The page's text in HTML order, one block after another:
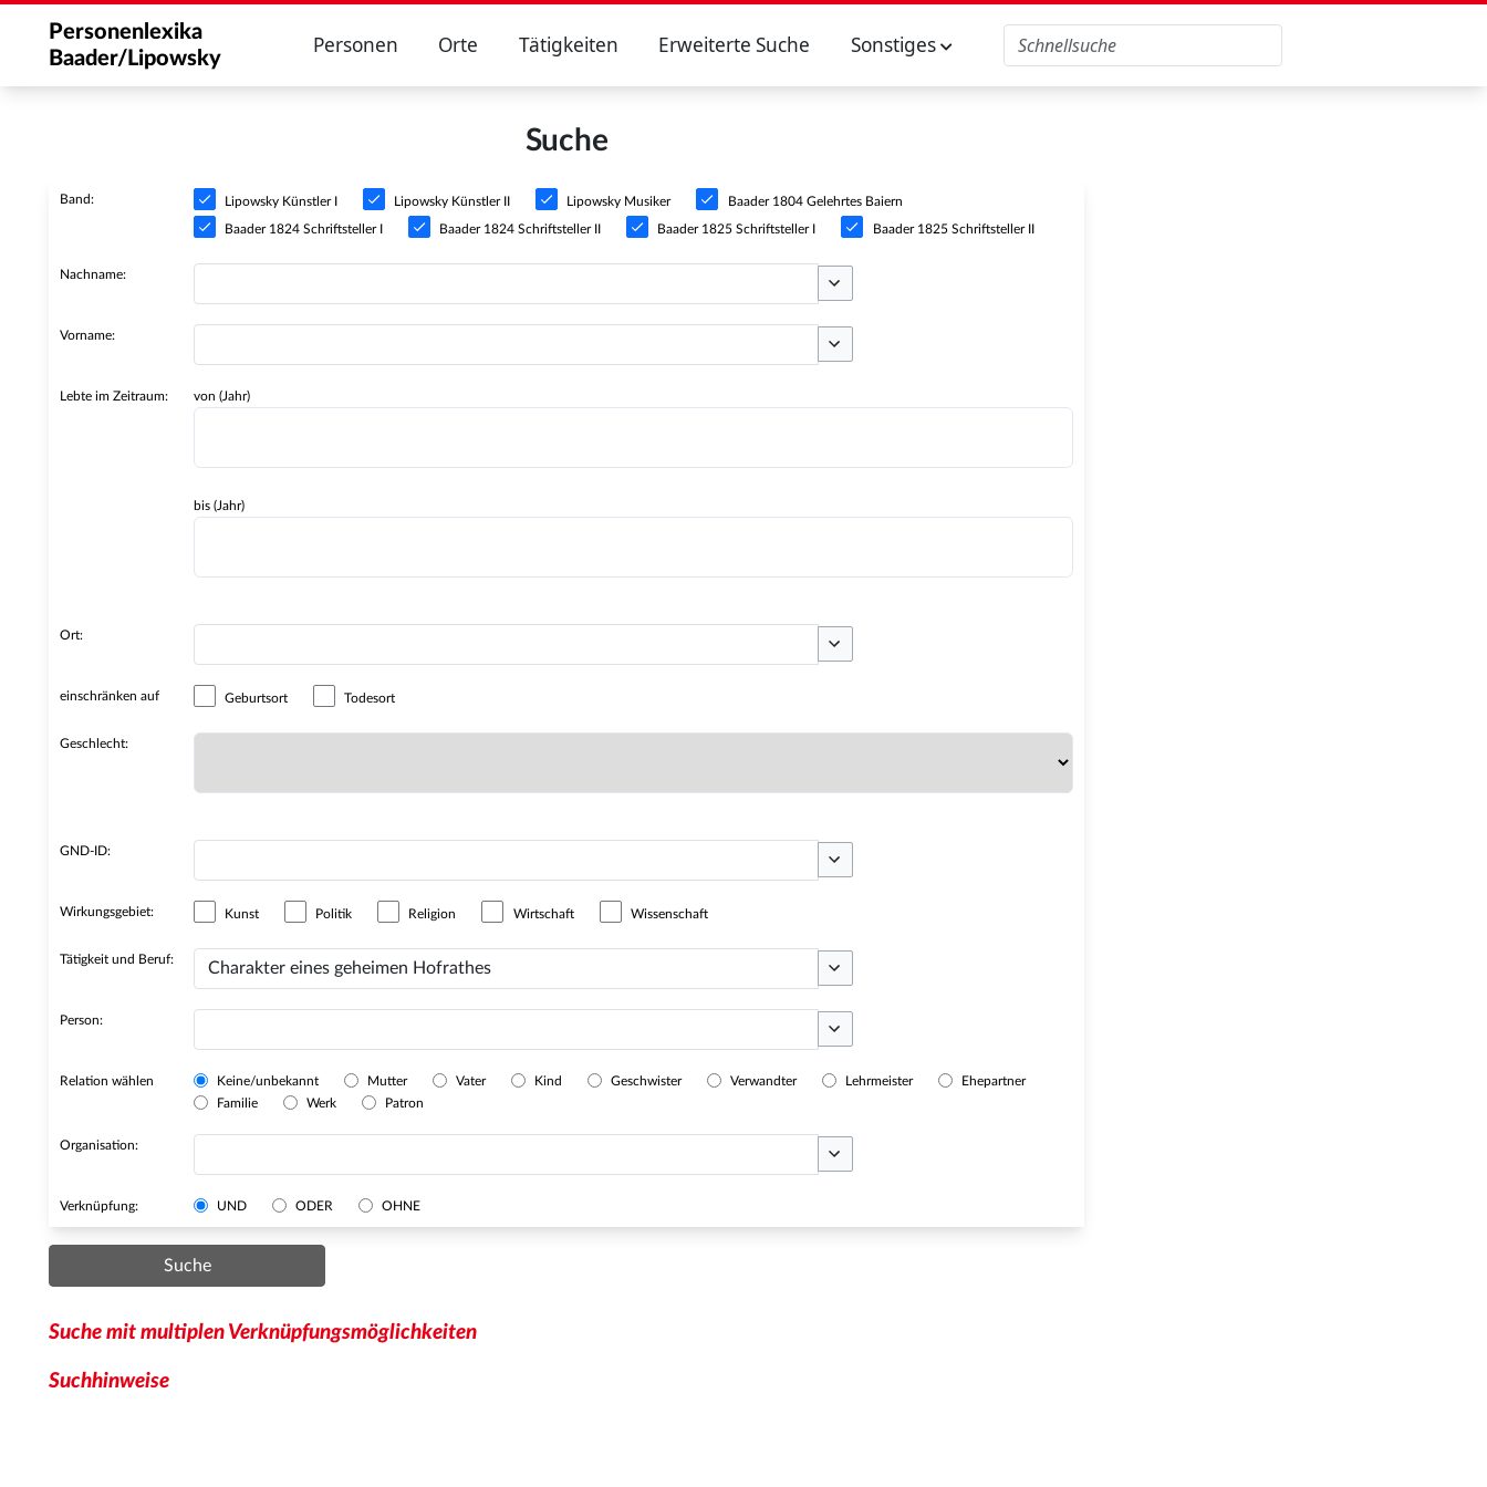
Personenlexika
Baader/Lipowsky
Personen Orte Tätigkeiten Erweiterte Suche Sonstiges
Suche
Band: Lipowsky Künstler I Lipowsky Künstler II Lipowsky Musiker Baader 1804 Gelehrtes Baiern
Baader 1824 Schriftsteller I Baader 1824 Schriftsteller II Baader 1825 Schriftsteller I Baader 1825 Schriftsteller II
Nachname:
Optionen umschalten
Vorname:
Optionen umschalten
Lebte im Zeitraum: von (Jahr)
bis (Jahr)
Ort:
Optionen umschalten
einschränken auf Geburtsort Todesort
Geschlecht:
GND-ID:
Optionen umschalten
Wirkungsgebiet: Kunst Politik Religion Wirtschaft Wissenschaft
Tätigkeit und Beruf:
Optionen umschalten
Person:
Optionen umschalten
Relation wählen Keine/unbekannt Mutter Vater Kind Geschwister Verwandter Lehrmeister
Ehepartner
Familie
Werk Patron
Organisation:
Optionen umschalten
Verknüpfung: UND ODER OHNE
Suche
Suche mit multiplen Verknüpfungsmöglichkeiten
Suchhinweise